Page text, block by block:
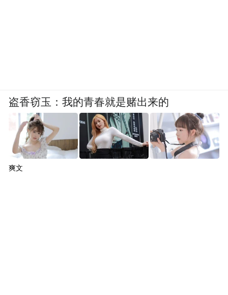
盗香窃玉：我的青春就是赌出来的
爽文